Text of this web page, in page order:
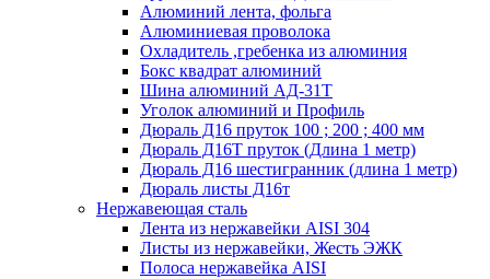
Алюминий лента, фольга
Алюминиевая проволока
Охладитель ,гребенка из алюминия
Бокс квадрат алюминий
Шина алюминий АД-31Т
Уголок алюминий и Профиль
Дюраль Д16 пруток 100 ; 200 ; 400 мм
Дюраль Д16Т пруток (Длина 1 метр)
Дюраль Д16 шестигранник (длина 1 метр)
Дюраль листы Д16т
Нержавеющая сталь
Лента из нержавейки AISI 304
Листы из нержавейки, Жесть ЭЖК
Полоса нержавейка АISI